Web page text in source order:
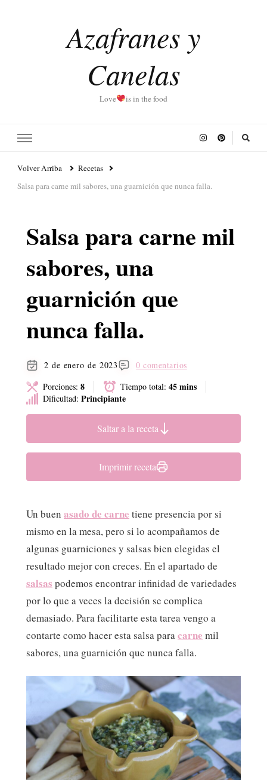
Azafranes y
Canelas
Love is in the food
Volver Arriba
Recetas
Salsa para carne mil sabores, una guarnición que nunca falla.
Salsa para carne mil
sabores, una
guarnición que
nunca falla.
2 de enero de 2023
0 comentarios
Porciones: 8 Tiempo total: 45 mins
Dificultad: Principiante
Saltar a la receta
Imprimir receta
Un buen asado de carne tiene presencia por si
mismo en la mesa, pero si lo acompañamos de
algunas guarniciones y salsas bien elegidas el
resultado mejor con creces. En el apartado de
salsas podemos encontrar infinidad de variedades
por lo que a veces la decisión se complica
demasiado. Para facilitarte esta tarea vengo a
contarte como hacer esta salsa paracarne mil
sabores, una guarnición que nunca falla.